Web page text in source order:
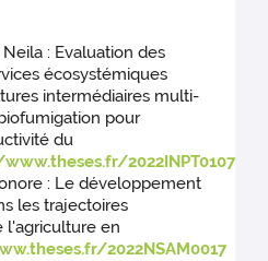
: Evaluation des
écosystémiques
intermédiaires multi-
pour
du
2022INPT0107
: Le développement
les trajectoires
l'agriculture en
2022NSAM0017